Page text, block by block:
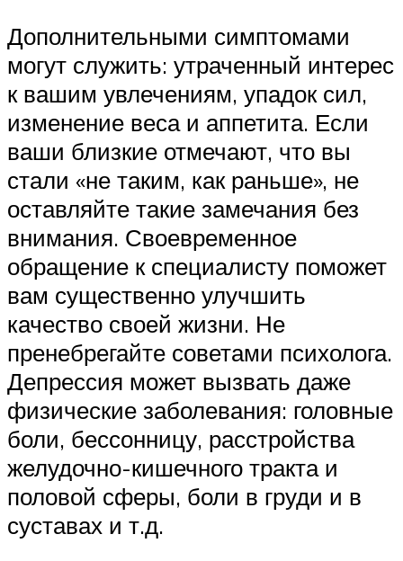
Дополнительными симптомами
могут служить: утраченный интерес
к вашим увлечениям, упадок сил,
изменение веса и аппетита. Если
ваши близкие отмечают, что вы
стали «не таким, как раньше», не
оставляйте такие замечания без
внимания. Своевременное
обращение к специалисту поможет
вам существенно улучшить
качество своей жизни. Не
пренебрегайте советами психолога.
Депрессия может вызвать даже
физические заболевания: головные
боли, бессонницу, расстройства
желудочно-кишечного тракта и
половой сферы, боли в груди и в
суставах и т.д.